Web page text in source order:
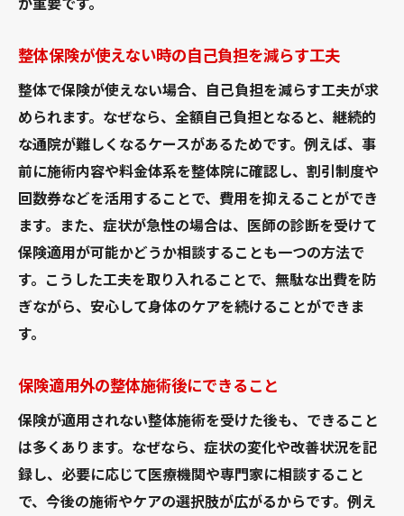
整体保険が使えない時の自己負担を減らす工夫
整体で保険が使えない場合、自己負担を減らす工夫が求
められます。なぜなら、全額自己負担となると、継続的
な通院が難しくなるケースがあるためです。例えば、事
前に施術内容や料金体系を整体院に確認し、割引制度や
回数券などを活用することで、費用を抑えることができ
ます。また、症状が急性の場合は、医師の診断を受けて
保険適用が可能かどうか相談することも一つの方法で
す。こうした工夫を取り入れることで、無駄な出費を防
ぎながら、安心して身体のケアを続けることができま
す。
保険適用外の整体施術後にできること
保険が適用されない整体施術を受けた後も、できること
は多くあります。なぜなら、症状の変化や改善状況を記
録し、必要に応じて医療機関や専門家に相談すること
で、今後の施術やケアの選択肢が広がるからです。例え